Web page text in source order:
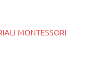
MONTESSORI